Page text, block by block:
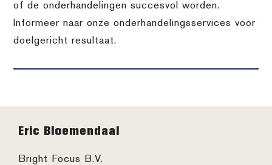
of de onderhandelingen succesvol worden.
Informeer naar onze onderhandelingsservices voor
doelgericht resultaat.
Footer
Eric Bloemendaal
Bright Focus B.V.